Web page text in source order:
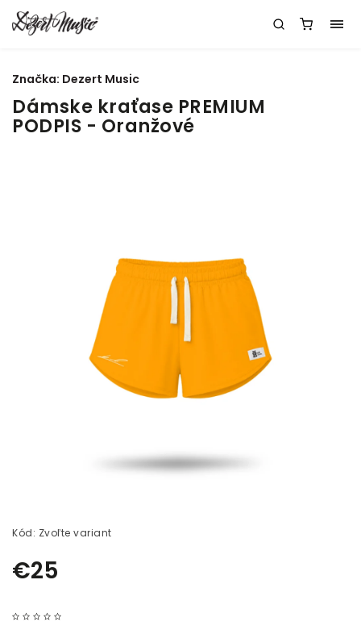
Dámske kraťase PREMIUM
PODPIS - Oranžové
Kód: Zvoľte variant
€25
Značka: Dezert Music